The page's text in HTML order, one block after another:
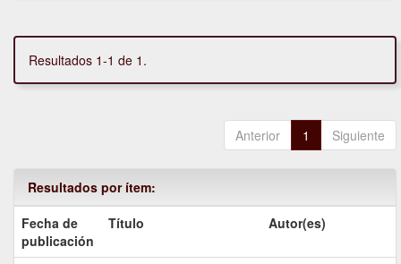
Resultados 1-1 de 1.
Anterior 1 Siguiente
Resultados por ítem:
Fecha de
publicación
Título Autor(es)